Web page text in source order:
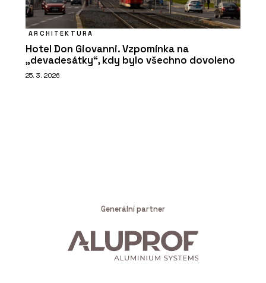
ARCHITEKTURA
Hotel Don Giovanni. Vzpomínka na
„devadesátky“, kdy bylo všechno dovoleno
25. 3. 2026
Generální partner